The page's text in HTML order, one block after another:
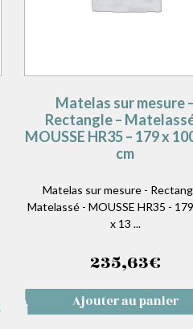
Matelas sur mesure
Rectangle –
MOUSSE HR35 – 179 x
cm
Matelas sur mesure -
Matelassé - MOUSSE HR35 -
x 13 ...
235,63€
Ajouter au panier